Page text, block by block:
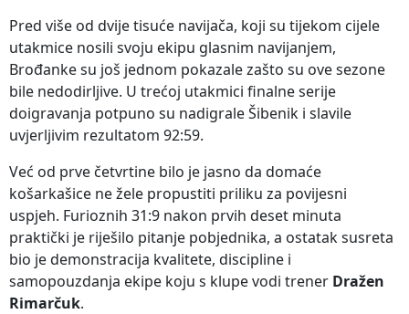
Pred više od dvije tisuće navijača, koji su tijekom cijele
utakmice nosili svoju ekipu glasnim navijanjem,
Brođanke su još jednom pokazale zašto su ove sezone
bile nedodirljive. U trećoj utakmici finalne serije
doigravanja potpuno su nadigrale Šibenik i slavile
uvjerljivim rezultatom 92:59.
Već od prve četvrtine bilo je jasno da domaće
košarkašice ne žele propustiti priliku za povijesni
uspjeh. Furioznih 31:9 nakon prvih deset minuta
praktički je riješilo pitanje pobjednika, a ostatak susreta
bio je demonstracija kvalitete, discipline i
samopouzdanja ekipe koju s klupe vodi trener Dražen
Rimarčuk.